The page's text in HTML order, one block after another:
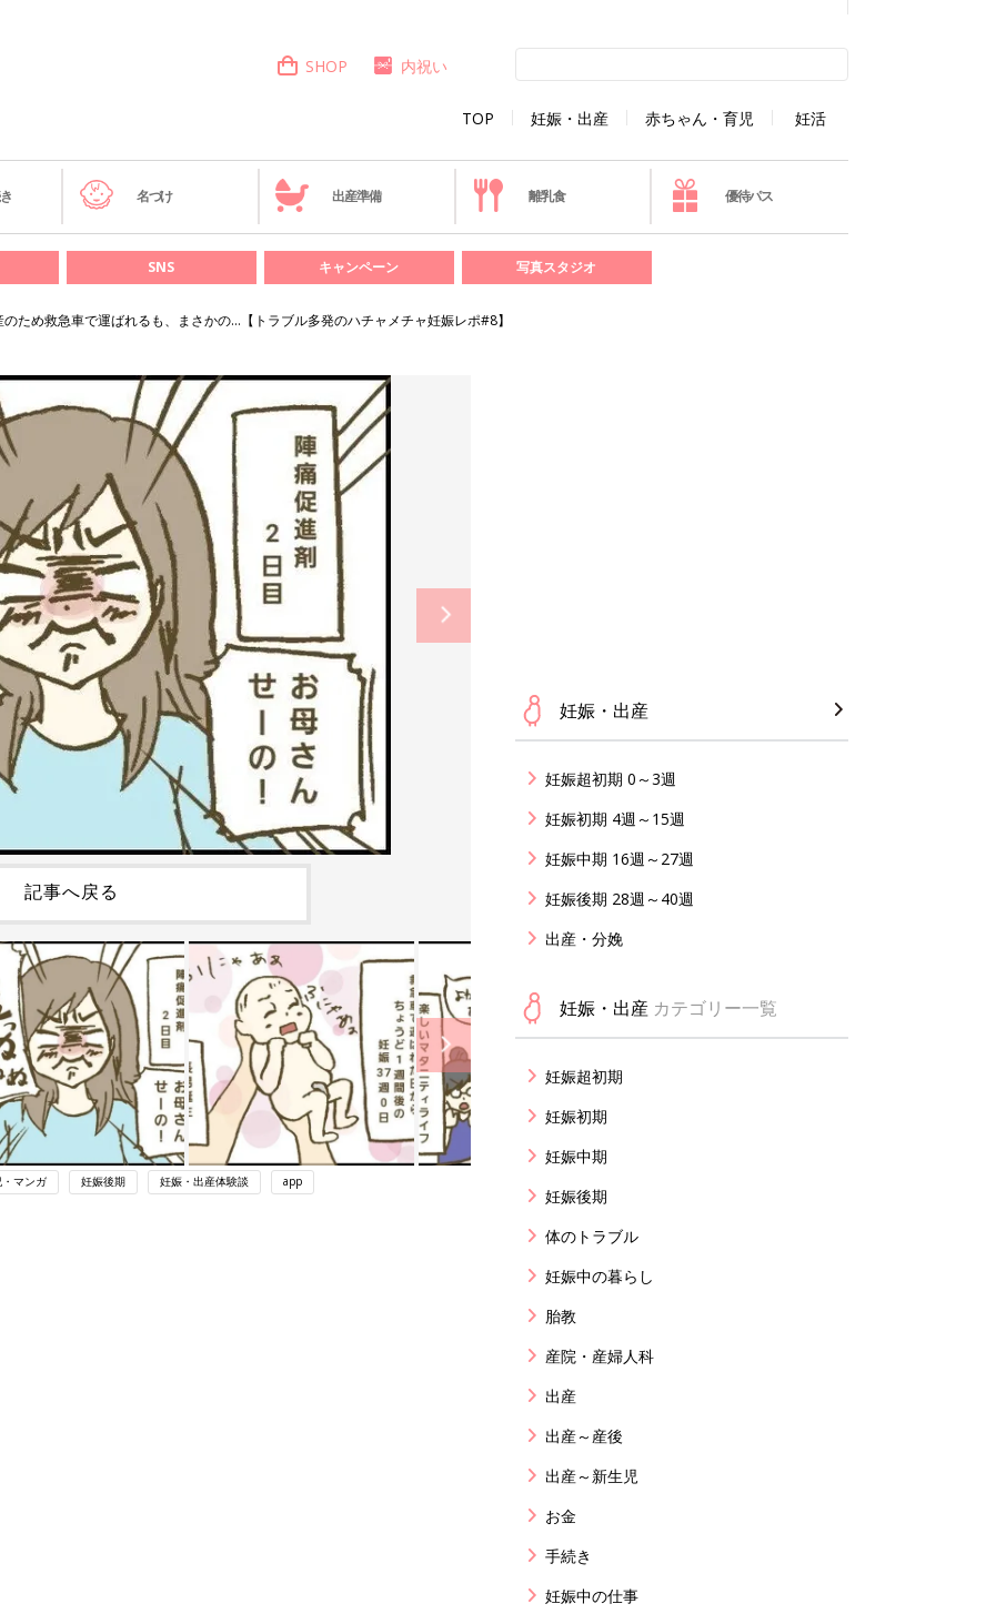
TOP 妊娠・出産 赤ちゃん・育児 妊活
SHOP 内祝い
名づけ 出産準備 離乳食 優待パス
SNS キャンペーン 写真スタジオ
のため救急車で運ばれるも、まさかの…【トラブル多発のハチャメチャ妊娠レポ#8】
記事へ戻る
・マンガ 妊娠後期 妊娠・出産体験談 app
妊娠・出産
妊娠超初期 0～3週
妊娠初期 4週～15週
妊娠中期 16週～27週
妊娠後期 28週～40週
出産・分娩
妊娠・出産 カテゴリー一覧
妊娠超初期
妊娠初期
妊娠中期
妊娠後期
体のトラブル
妊娠中の暮らし
胎教
産院・産婦人科
出産
出産～産後
出産～新生児
お金
手続き
妊娠中の仕事